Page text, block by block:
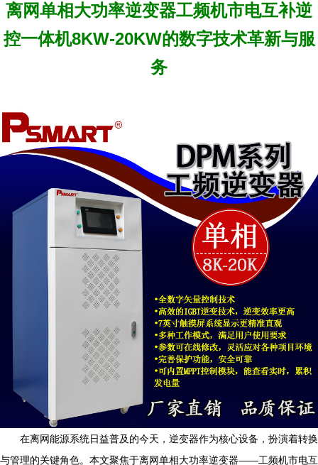
离网单相大功率逆变器工频机市电互补逆
控一体机8KW-20KW的数字技术革新与服
务
在离网能源系统日益普及的今天，逆变器作为核心设备，扮演着转换
与管理的关键角色。本文聚焦于离网单相大功率逆变器——工频机市电互